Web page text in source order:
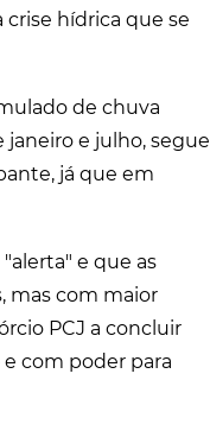
crise hídrica que se
de chuva
e julho, segue
já que em
e que as
mas com maior
PCJ a concluir
com poder para